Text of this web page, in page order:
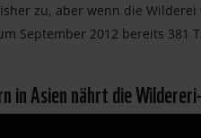
zu, aber wenn die
September 2012 bereits 381
in Asien nährt die